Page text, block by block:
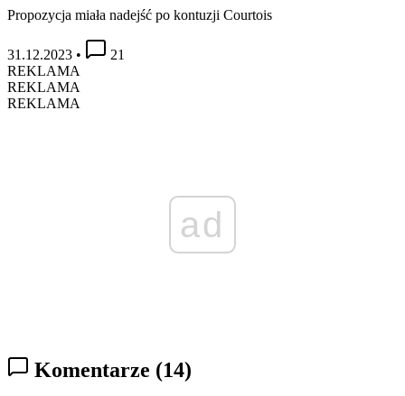
Propozycja miała nadejść po kontuzji Courtois
31.12.2023 •
21
REKLAMA
REKLAMA
REKLAMA
ad
Komentarze (14)